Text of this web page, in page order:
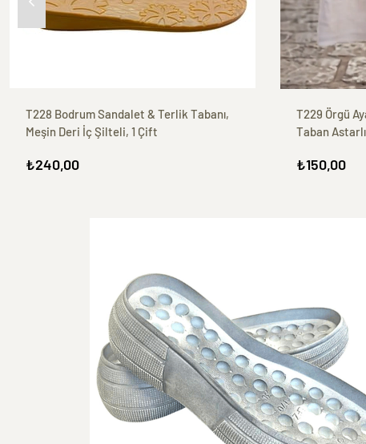
T228 Bodrum Sandalet & Terlik Tabanı,
Meşin Deri İç Şilteli, 1 Çift
₺240,00
T229 Örgü
Taban
₺150,00